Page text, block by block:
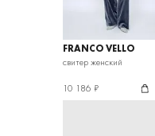
FRANCO VELLO
свитер женский
10 186 ₽